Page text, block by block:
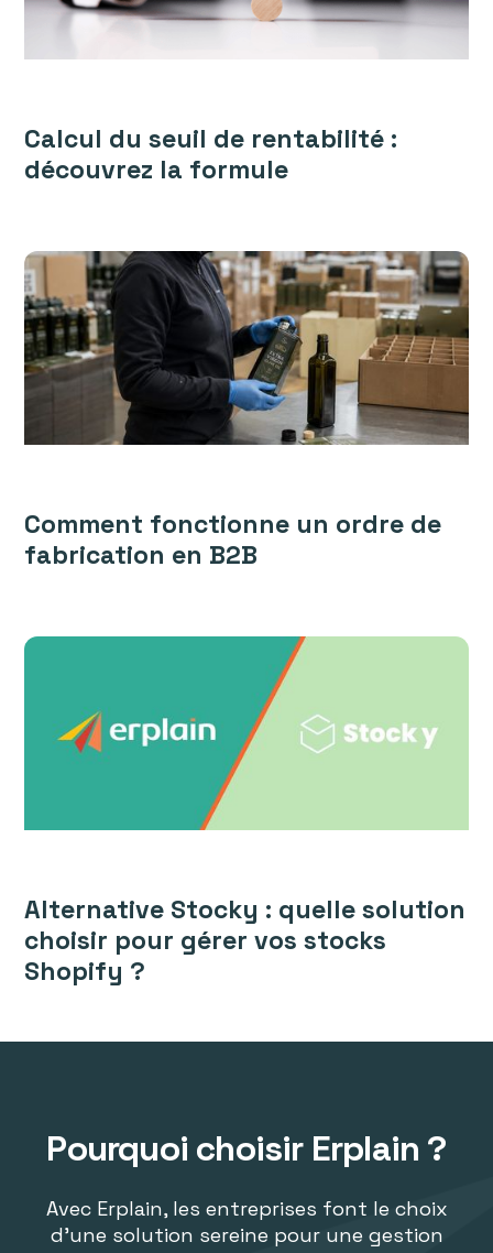
Calcul du seuil de rentabilité :
découvrez la formule
Comment fonctionne un ordre de
fabrication en B2B
Alternative Stocky : quelle solution
choisir pour gérer vos stocks
Shopify ?
Pourquoi choisir Erplain ?
Avec Erplain, les entreprises font le choix
d'une solution sereine pour une gestion